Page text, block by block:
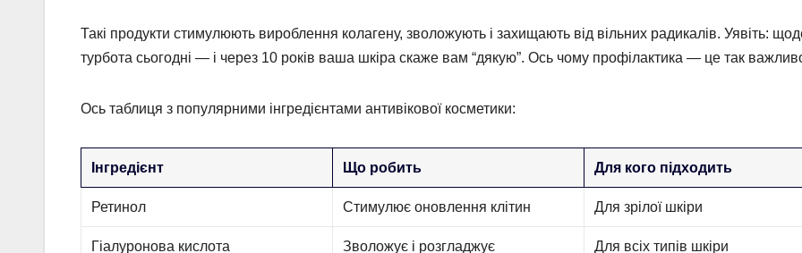
Такі продукти стимулюють вироблення колагену, зволожують і захищають від вільних радикалів. Уявіть:
турбота сьогодні — і через 10 років ваша шкіра скаже вам “дякую”. Ось чому профілактика — це так
Ось таблиця з популярними інгредієнтами антивікової косметики:
Інгредієнт Що робить Для кого підходить
Ретинол Стимулює оновлення клітин Для зрілої шкіри
Гіалуронова кислота Зволожує і розгладжує Для всіх типів шкіри